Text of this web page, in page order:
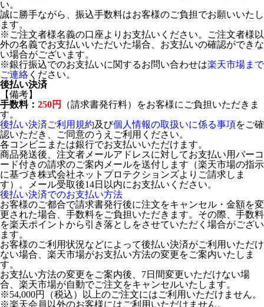
い。
誠に勝手ながら、振込手数料はお客様のご負担でお願いいたし
ます。
※ご注文者様名義の口座よりお支払いください。ご注文者様以
外の名義でお支払いいただいた場合、お支払いの確認ができな
い場合がございます。
※銀行振込でのお支払いに関するお問い合わせは楽天市場まで
ご連絡 ください。
後払い決済
【備考】
手数料： 250円
（請求書発行料）をお客様にご負担いただきま
す。
後払い決済ご利用規約及び個人情報の取扱いに係る事項をご確
認いただき、ご同意のうえご利用ください。
各コンビニまたは銀行でお支払いいただけます。
商品発送後、注文者メールアドレスに対してお支払い用バーコ
ード付きの請求のご案内メールを送付します（楽天市場の指示
に基づき株式会社ネットプロテクションズよりご請求しま
す）。メール受取後14日以内にお支払いください。
後払い決済でのお支払い方法
お客様のご都合で請求書発行後に注文をキャンセル・金額を変
更された場合、手数料をご負担いただきます。その際、手数料
を楽天ポイントから引き落としをさせていただく場合がござい
ます。
お客様のご利用状況などによって後払い決済がご利用いただけ
ない場合、楽天市場がお支払い方法の変更をご案内いたしま
す。
お支払い方法の変更をご案内後、7日間変更いただけない場
合、楽天市場が自動でご注文をキャンセルいたします。
※54,000円（税込）以上のご注文にはご利用いただけません。
※楽天会員以外のお客様にはご利用いただけません。